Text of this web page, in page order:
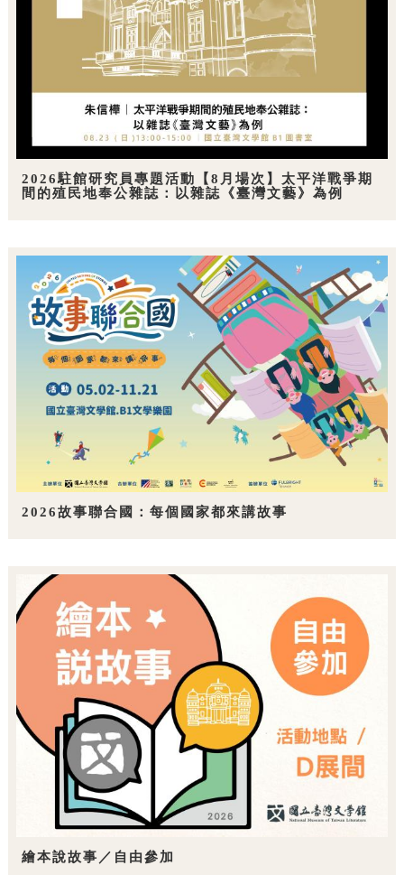
2026駐館研究員專題活動【8月場次】太平洋戰爭期
間的殖民地奉公雜誌：以雜誌《臺灣文藝》為例
2026故事聯合國：每個國家都來講故事
繪本說故事／自由參加